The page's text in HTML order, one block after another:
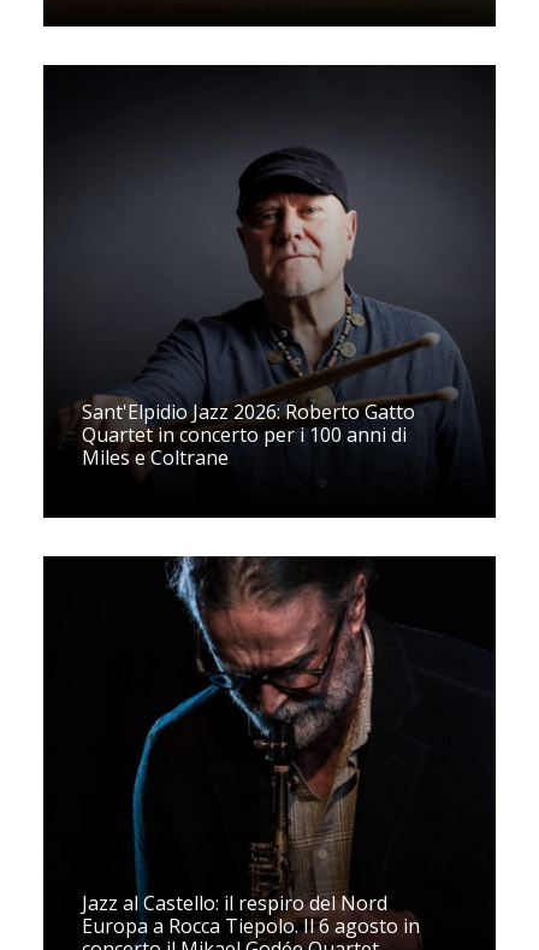
Sant'Elpidio Jazz 2026: Roberto Gatto
Quartet in concerto per i 100 anni di
Miles e Coltrane
Jazz al Castello: il respiro del Nord
Europa a Rocca Tiepolo. Il 6 agosto in